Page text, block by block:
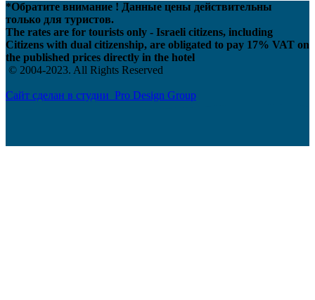
*Обратите внимание ! Данные цены действительны
только для туристов.
The rates are for tourists only - Israeli citizens, including
Citizens with dual citizenship, are obligated to pay 17% VAT on
the published prices directly in the hotel
© 2004-2023. All Rights Reserved
Сайт сделан в студии Pro Design Group